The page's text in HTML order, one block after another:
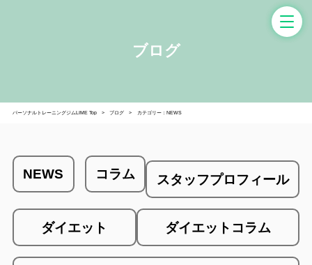
ブログ
パーソナルトレーニングジムLIME Top ブログ カテゴリー：NEWS
NEWS コラム スタッフプロフィール
ダイエット ダイエットコラム